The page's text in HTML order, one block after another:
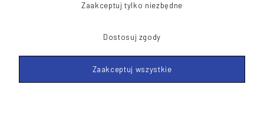
Made with
Zaakceptuj tylko niezbędne
Dostosuj zgody
Zaakceptuj wszystkie